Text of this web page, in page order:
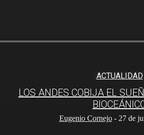
ACTUALIDAD
LOS ANDES COBIJA EL
Eugenio Cornejo - 27 de